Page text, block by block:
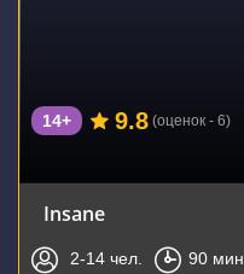
14+ 9.8 (оценок - 6)
Insane
2-14 чел. 90 мин.